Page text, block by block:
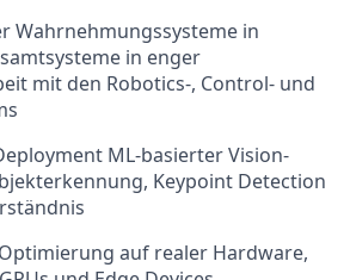
Wahrnehmungssysteme in
in enger
mit den Robotics-, Control- und
ML-basierter Vision-
Keypoint Detection
auf realer Hardware,